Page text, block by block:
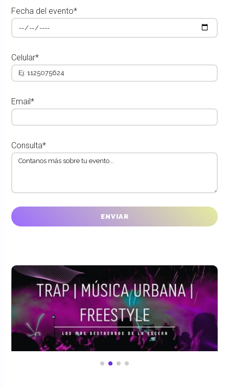
Fecha del evento*
Celular*
Email*
Consulta*